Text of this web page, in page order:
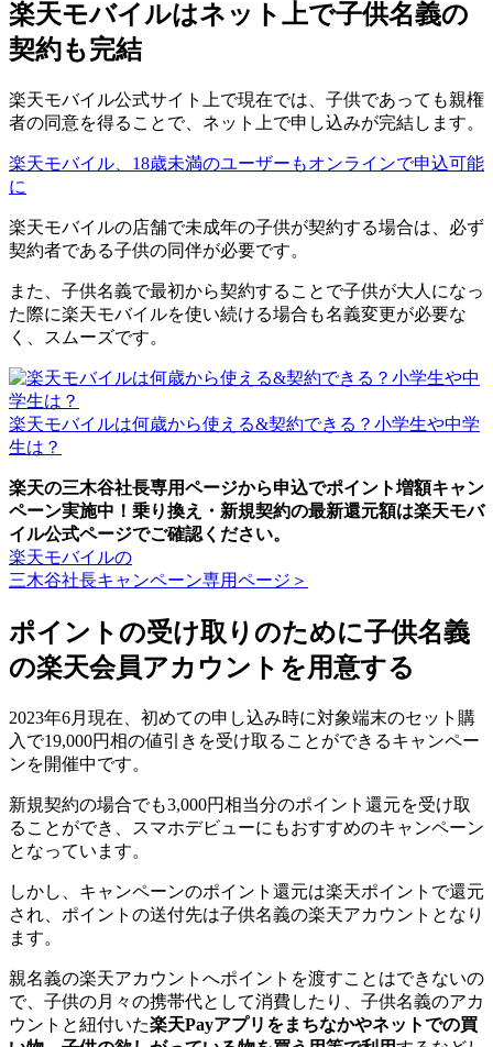
楽天モバイルはネット上で子供名義の
契約も完結
楽天モバイル公式サイト上で現在では、子供であっても親権
者の同意を得ることで、ネット上で申し込みが完結します。
楽天モバイル、18歳未満のユーザーもオンラインで申込可能
に
楽天モバイルの店舗で未成年の子供が契約する場合は、必ず
契約者である子供の同伴が必要です。
また、子供名義で最初から契約することで子供が大人になっ
た際に楽天モバイルを使い続ける場合も名義変更が必要な
く、スムーズです。
楽天モバイルは何歳から使える&契約できる？小学生や中学
生は？
楽天の三木谷社長専用ページから申込でポイント増額キャン
ペーン実施中！乗り換え・新規契約の最新還元額は楽天モバ
イル公式ページでご確認ください。
楽天モバイルの
三木谷社長キャンペーン専用ページ＞
ポイントの受け取りのために子供名義
の楽天会員アカウントを用意する
2023年6月現在、初めての申し込み時に対象端末のセット購
入で19,000円相の値引きを受け取ることができるキャンペー
ンを開催中です。
新規契約の場合でも3,000円相当分のポイント還元を受け取
ることができ、スマホデビューにもおすすめのキャンペーン
となっています。
しかし、キャンペーンのポイント還元は楽天ポイントで還元
され、ポイントの送付先は子供名義の楽天アカウントとなり
ます。
親名義の楽天アカウントへポイントを渡すことはできないの
で、子供の月々の携帯代として消費したり、子供名義のアカ
ウントと紐付いた楽天Payアプリをまちなかやネットでの買